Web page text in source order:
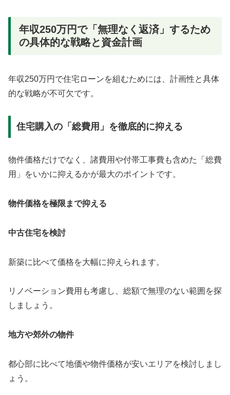
年収250万円で「無理なく返済」するため
の具体的な戦略と資金計画
年収250万円で住宅ローンを組むためには、計画性と具体
的な戦略が不可欠です。
住宅購入の「総費用」を徹底的に抑える
物件価格だけでなく、諸費用や付帯工事費も含めた「総費
用」をいかに抑えるかが最大のポイントです。
物件価格を極限まで抑える
中古住宅を検討
新築に比べて価格を大幅に抑えられます。
リノベーション費用も考慮し、総額で無理のない範囲を探
しましょう。
地方や郊外の物件
都心部に比べて地価や物件価格が安いエリアを検討しまし
ょう。